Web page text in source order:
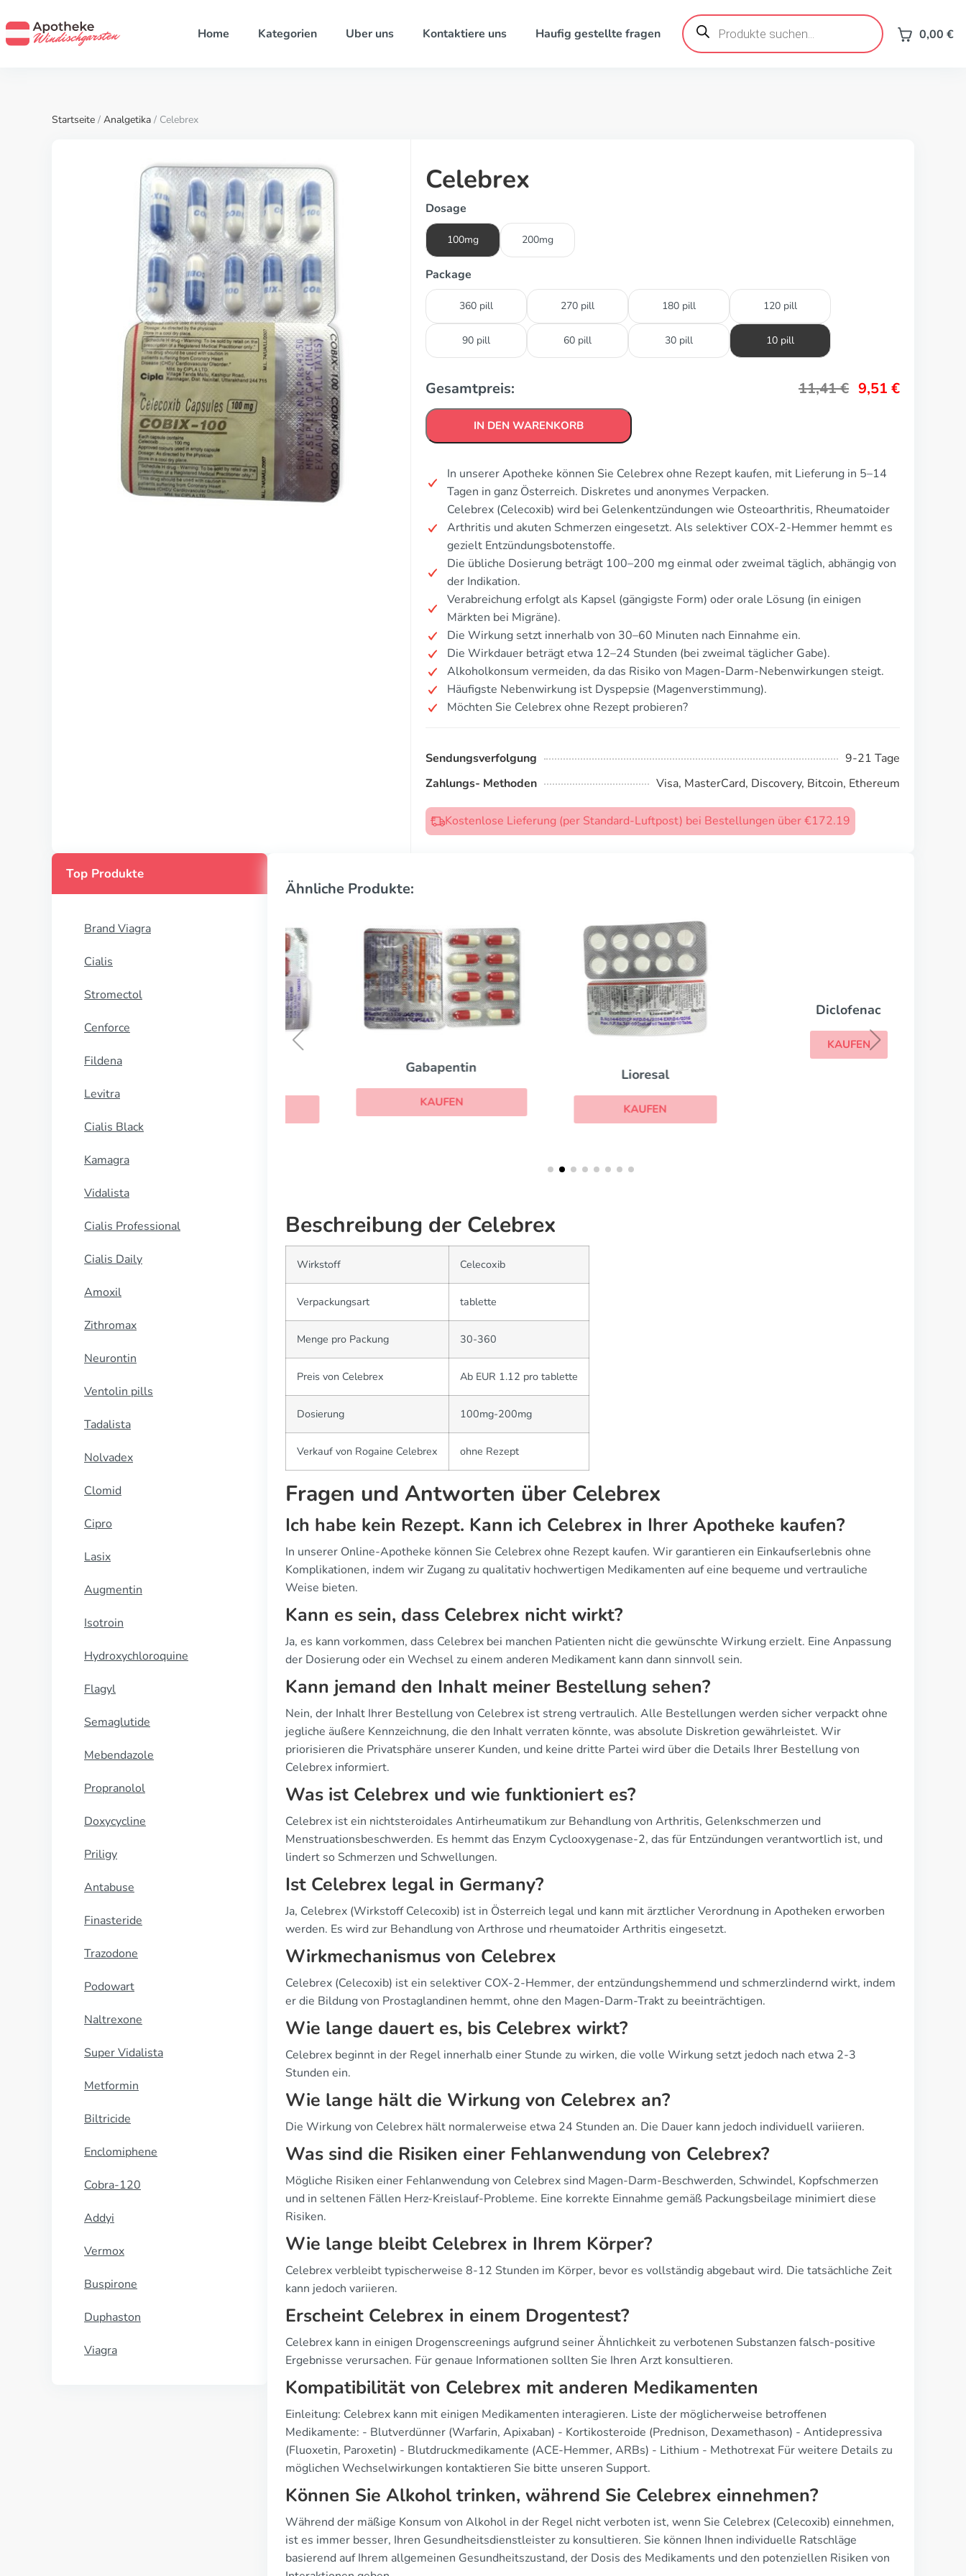
Home Kategorien Uber uns Kontaktiere uns Haufig gestellte fragen
Products
search 0,00 €
Startseite / Analgetika / Celebrex
Celebrex
Dosage
100mg 200mg
Package
360 pill 270 pill 180 pill 120 pill
90 pill 60 pill 30 pill 10 pill
Gesamtpreis: 11,41€ 9,51 €
IN DEN WARENKORB
In unserer Apotheke können Sie Celebrex ohne Rezept kaufen, mit Lieferung in 5–14
Tagen in ganz Österreich. Diskretes und anonymes Verpacken.
Celebrex (Celecoxib) wird bei Gelenkentzündungen wie Osteoarthritis, Rheumatoider
Arthritis und akuten Schmerzen eingesetzt. Als selektiver COX-2-Hemmer hemmt es
gezielt Entzündungsbotenstoffe.
Die übliche Dosierung beträgt 100–200 mg einmal oder zweimal täglich, abhängig von
der Indikation.
Verabreichung erfolgt als Kapsel (gängigste Form) oder orale Lösung (in einigen
Märkten bei Migräne).
Die Wirkung setzt innerhalb von 30–60 Minuten nach Einnahme ein.
Die Wirkdauer beträgt etwa 12–24 Stunden (bei zweimal täglicher Gabe).
Alkoholkonsum vermeiden, da das Risiko von Magen-Darm-Nebenwirkungen steigt.
Häufigste Nebenwirkung ist Dyspepsie (Magenverstimmung).
Möchten Sie Celebrex ohne Rezept probieren?
Sendungsverfolgung
9-21 Tage
Zahlungs- Methoden
Visa, MasterCard, Discovery, Bitcoin, Ethereum
Kostenlose Lieferung (per Standard-Luftpost) bei Bestellungen über €172.19
Top Produkte
Brand Viagra
Cialis
Stromectol
Cenforce
Fildena
Levitra
Cialis Black
Kamagra
Vidalista
Cialis Professional
Cialis Daily
Amoxil
Zithromax
Neurontin
Ventolin pills
Tadalista
Nolvadex
Clomid
Cipro
Lasix
Augmentin
Isotroin
Hydroxychloroquine
Flagyl
Semaglutide
Mebendazole
Propranolol
Doxycycline
Priligy
Antabuse
Finasteride
Trazodone
Podowart
Naltrexone
Super Vidalista
Metformin
Biltricide
Enclomiphene
Cobra-120
Addyi
Vermox
Buspirone
Duphaston
Viagra
Ähnliche Produkte:
Gabapentin
Beschreibung der Celebrex
Wirkstoff Celecoxib
Verpackungsart tablette
Menge pro Packung 30-360
Preis von Celebrex Ab EUR 1.12 pro tablette
Dosierung 100mg-200mg
Verkauf von Rogaine Celebrex ohne Rezept
Fragen und Antworten über Celebrex
Ich habe kein Rezept. Kann ich Celebrex in Ihrer Apotheke kaufen?
In unserer Online-Apotheke können Sie Celebrex ohne Rezept kaufen. Wir garantieren ein Einkaufserlebnis ohne
Komplikationen, indem wir Zugang zu qualitativ hochwertigen Medikamenten auf eine bequeme und vertrauliche
Weise bieten.
Kann es sein, dass Celebrex nicht wirkt?
Ja, es kann vorkommen, dass Celebrex bei manchen Patienten nicht die gewünschte Wirkung erzielt. Eine Anpassung
der Dosierung oder ein Wechsel zu einem anderen Medikament kann dann sinnvoll sein.
Kann jemand den Inhalt meiner Bestellung sehen?
Nein, der Inhalt Ihrer Bestellung von Celebrex ist streng vertraulich. Alle Bestellungen werden sicher verpackt ohne
jegliche äußere Kennzeichnung, die den Inhalt verraten könnte, was absolute Diskretion gewährleistet. Wir
priorisieren die Privatsphäre unserer Kunden, und keine dritte Partei wird über die Details Ihrer Bestellung von
Celebrex informiert.
Was ist Celebrex und wie funktioniert es?
Celebrex ist ein nichtsteroidales Antirheumatikum zur Behandlung von Arthritis, Gelenkschmerzen und
Menstruationsbeschwerden. Es hemmt das Enzym Cyclooxygenase-2, das für Entzündungen verantwortlich ist, und
lindert so Schmerzen und Schwellungen.
Ist Celebrex legal in Germany?
Ja, Celebrex (Wirkstoff Celecoxib) ist in Österreich legal und kann mit ärztlicher Verordnung in Apotheken erworben
werden. Es wird zur Behandlung von Arthrose und rheumatoider Arthritis eingesetzt.
Wirkmechanismus von Celebrex
Celebrex (Celecoxib) ist ein selektiver COX-2-Hemmer, der entzündungshemmend und schmerzlindernd wirkt, indem
er die Bildung von Prostaglandinen hemmt, ohne den Magen-Darm-Trakt zu beeinträchtigen.
Wie lange dauert es, bis Celebrex wirkt?
Celebrex beginnt in der Regel innerhalb einer Stunde zu wirken, die volle Wirkung setzt jedoch nach etwa 2-3
Stunden ein.
Wie lange hält die Wirkung von Celebrex an?
Die Wirkung von Celebrex hält normalerweise etwa 24 Stunden an. Die Dauer kann jedoch individuell variieren.
Was sind die Risiken einer Fehlanwendung von Celebrex?
Mögliche Risiken einer Fehlanwendung von Celebrex sind Magen-Darm-Beschwerden, Schwindel, Kopfschmerzen
und in seltenen Fällen Herz-Kreislauf-Probleme. Eine korrekte Einnahme gemäß Packungsbeilage minimiert diese
Risiken.
Wie lange bleibt Celebrex in Ihrem Körper?
Celebrex verbleibt typischerweise 8-12 Stunden im Körper, bevor es vollständig abgebaut wird. Die tatsächliche Zeit
kann jedoch variieren.
Erscheint Celebrex in einem Drogentest?
Celebrex kann in einigen Drogenscreenings aufgrund seiner Ähnlichkeit zu verbotenen Substanzen falsch-positive
Ergebnisse verursachen. Für genaue Informationen sollten Sie Ihren Arzt konsultieren.
Kompatibilität von Celebrex mit anderen Medikamenten
Einleitung: Celebrex kann mit einigen Medikamenten interagieren. Liste der möglicherweise betroffenen
Medikamente: - Blutverdünner (Warfarin, Apixaban) - Kortikosteroide (Prednison, Dexamethason) - Antidepressiva
(Fluoxetin, Paroxetin) - Blutdruckmedikamente (ACE-Hemmer, ARBs) - Lithium - Methotrexat Für weitere Details zu
möglichen Wechselwirkungen kontaktieren Sie bitte unseren Support.
Können Sie Alkohol trinken, während Sie Celebrex einnehmen?
Während der mäßige Konsum von Alkohol in der Regel nicht verboten ist, wenn Sie Celebrex (Celecoxib) einnehmen,
ist es immer besser, Ihren Gesundheitsdienstleister zu konsultieren. Sie können Ihnen individuelle Ratschläge
basierend auf Ihrem allgemeinen Gesundheitszustand, der Dosis des Medikaments und den potenziellen Risiken von